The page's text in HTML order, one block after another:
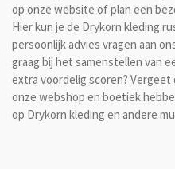
op onze website of plan een
Hier kun je de Drykorn kleding
persoonlijk advies vragen aan
graag bij het samenstellen van
extra voordelig scoren? Vergeet
onze webshop en boetiek
op Drykorn kleding en andere